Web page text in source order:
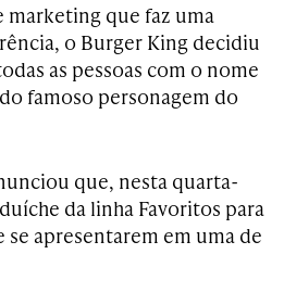
marketing que faz uma
o Burger King decidiu
as pessoas com o nome
famoso personagem do
que, nesta quarta-
da linha Favoritos para
apresentarem em uma de